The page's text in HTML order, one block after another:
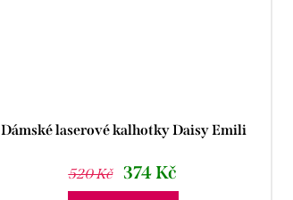
Dámské laserové kalhotky Daisy Emili
520 Kč 374 Kč